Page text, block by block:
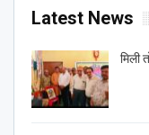
Latest News
मिली